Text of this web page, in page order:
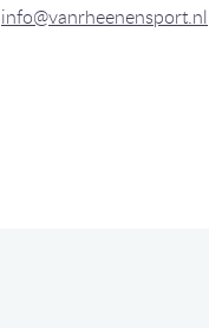
info@vanrheenensport.nl